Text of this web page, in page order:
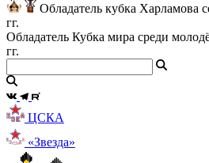
Обладатель кубка Харламова
гг.
Обладатель Кубка мира среди
гг.
ЦСКА
«Звезда»